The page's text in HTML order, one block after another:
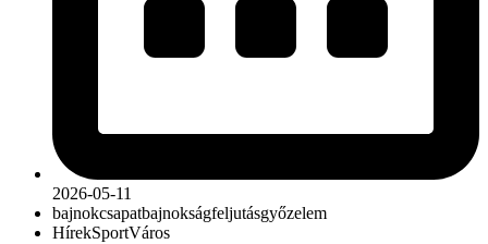
2026-05-11
bajnokcsapatbajnokságfeljutásgyőzelem
HírekSportVáros